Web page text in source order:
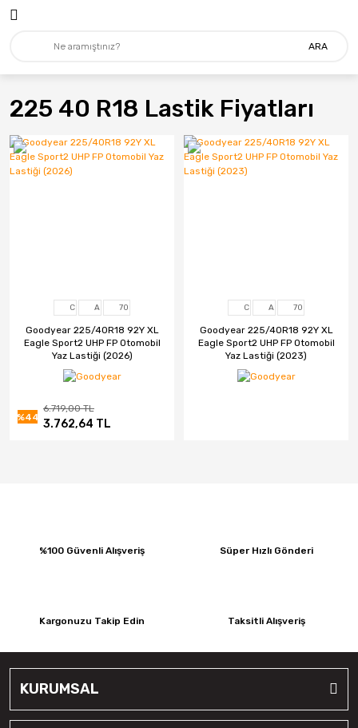
ARA
225 40 R18 Lastik Fiyatları
C A 70
Goodyear 225/40R18 92Y XL
Eagle Sport2 UHP FP Otomobil
Yaz Lastiği (2026)
%44
6.719,00 TL
3.762,64 TL
C A 70
Goodyear 225/40R18 92Y XL
Eagle Sport2 UHP FP Otomobil
Yaz Lastiği (2023)
%100 Güvenli Alışveriş Süper Hızlı Gönderi
Kargonuzu Takip Edin Taksitli Alışveriş
KURUMSAL